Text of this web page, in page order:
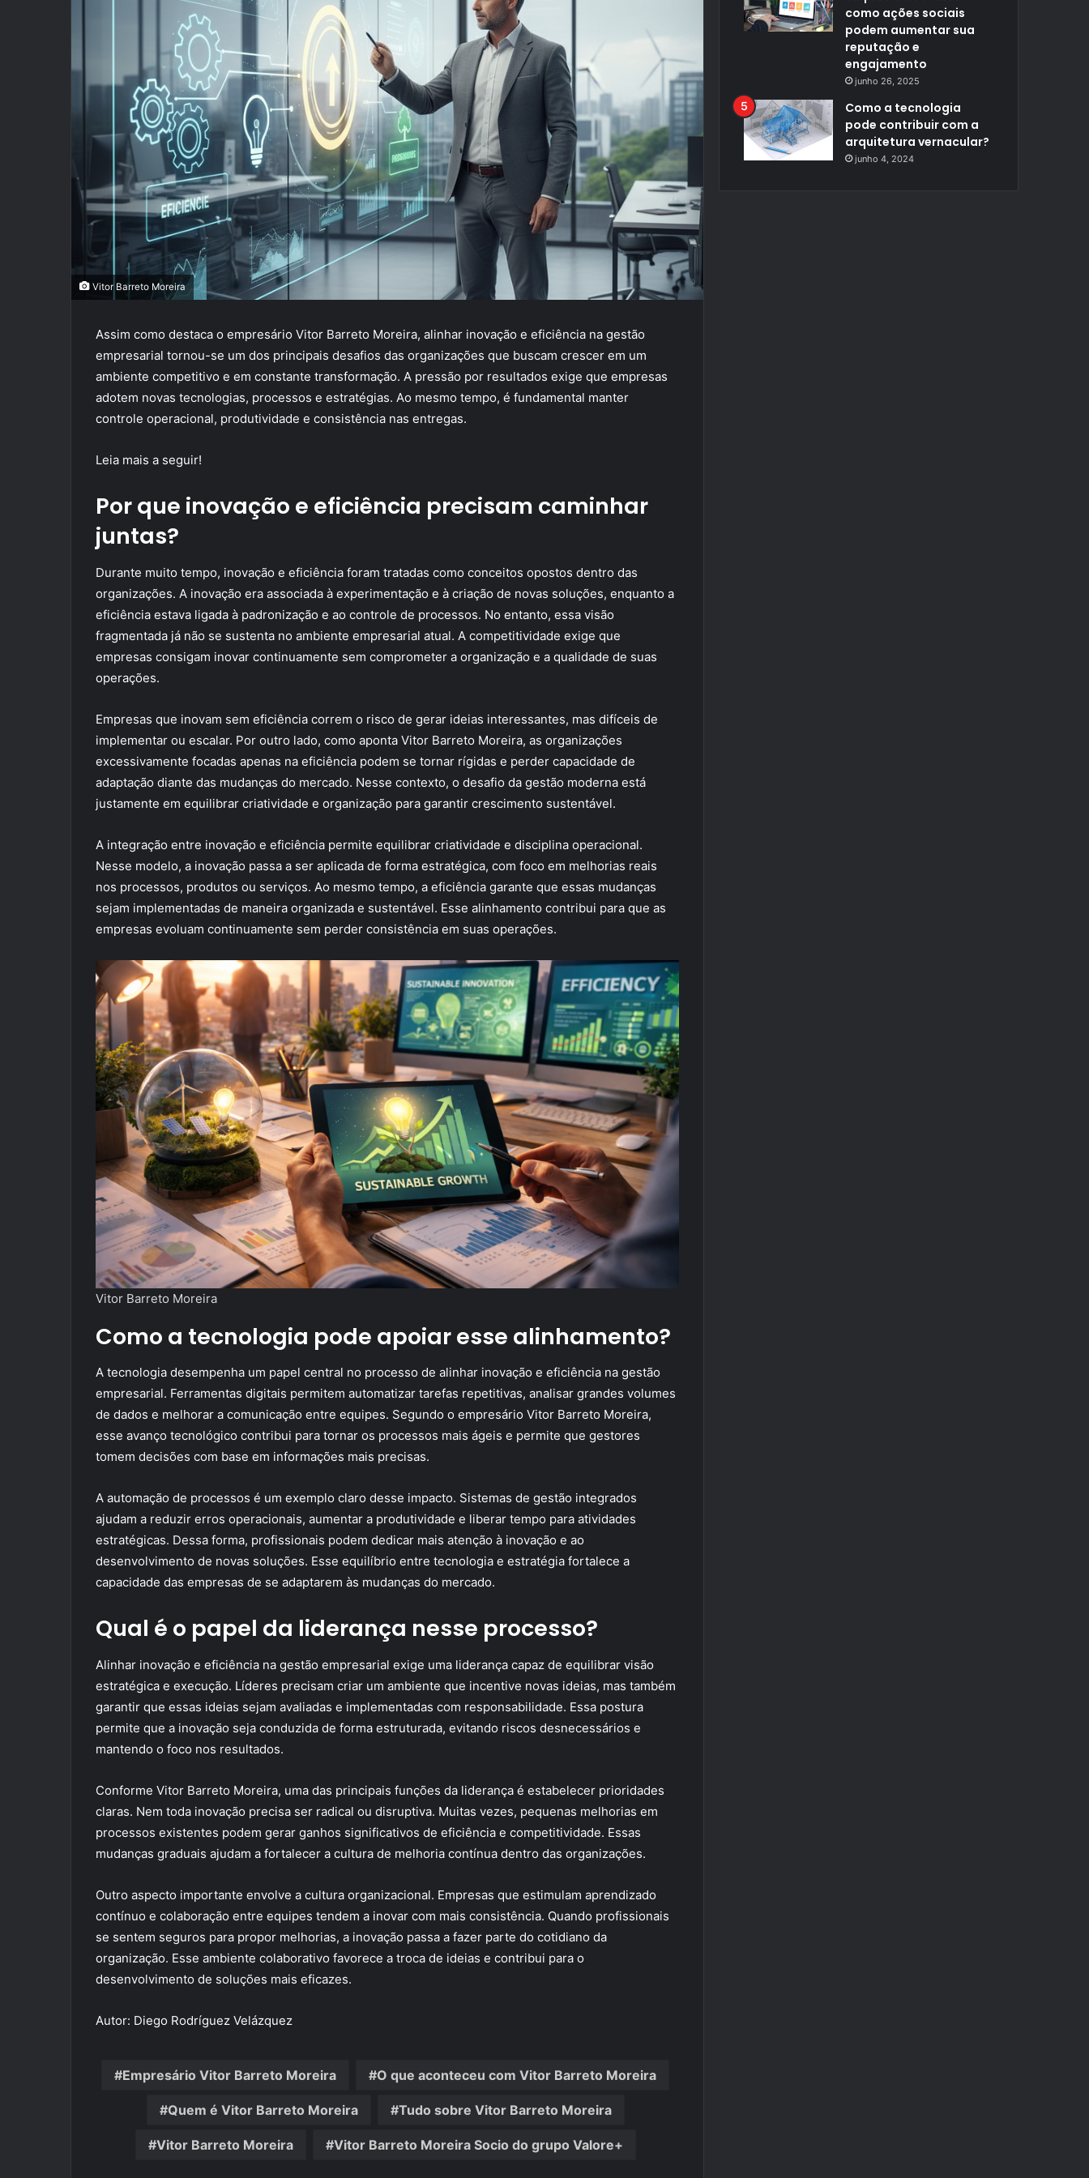
Vitor Barreto Moreira
Assim como destaca o empresário Vitor Barreto Moreira, alinhar inovação e eficiência na gestão
empresarial tornou-se um dos principais desafios das organizações que buscam crescer em um
ambiente competitivo e em constante transformação. A pressão por resultados exige que empresas
adotem novas tecnologias, processos e estratégias. Ao mesmo tempo, é fundamental manter
controle operacional, produtividade e consistência nas entregas.
Leia mais a seguir!
Por que inovação e eficiência precisam caminhar
juntas?
Durante muito tempo, inovação e eficiência foram tratadas como conceitos opostos dentro das
organizações. A inovação era associada à experimentação e à criação de novas soluções, enquanto a
eficiência estava ligada à padronização e ao controle de processos. No entanto, essa visão
fragmentada já não se sustenta no ambiente empresarial atual. A competitividade exige que
empresas consigam inovar continuamente sem comprometer a organização e a qualidade de suas
operações.
Empresas que inovam sem eficiência correm o risco de gerar ideias interessantes, mas difíceis de
implementar ou escalar. Por outro lado, como aponta Vitor Barreto Moreira, as organizações
excessivamente focadas apenas na eficiência podem se tornar rígidas e perder capacidade de
adaptação diante das mudanças do mercado. Nesse contexto, o desafio da gestão moderna está
justamente em equilibrar criatividade e organização para garantir crescimento sustentável.
A integração entre inovação e eficiência permite equilibrar criatividade e disciplina operacional.
Nesse modelo, a inovação passa a ser aplicada de forma estratégica, com foco em melhorias reais
nos processos, produtos ou serviços. Ao mesmo tempo, a eficiência garante que essas mudanças
sejam implementadas de maneira organizada e sustentável. Esse alinhamento contribui para que as
empresas evoluam continuamente sem perder consistência em suas operações.
Vitor Barreto Moreira
Como a tecnologia pode apoiar esse alinhamento?
A tecnologia desempenha um papel central no processo de alinhar inovação e eficiência na gestão
empresarial. Ferramentas digitais permitem automatizar tarefas repetitivas, analisar grandes volumes
de dados e melhorar a comunicação entre equipes. Segundo o empresário Vitor Barreto Moreira,
esse avanço tecnológico contribui para tornar os processos mais ágeis e permite que gestores
tomem decisões com base em informações mais precisas.
A automação de processos é um exemplo claro desse impacto. Sistemas de gestão integrados
ajudam a reduzir erros operacionais, aumentar a produtividade e liberar tempo para atividades
estratégicas. Dessa forma, profissionais podem dedicar mais atenção à inovação e ao
desenvolvimento de novas soluções. Esse equilíbrio entre tecnologia e estratégia fortalece a
capacidade das empresas de se adaptarem às mudanças do mercado.
Qual é o papel da liderança nesse processo?
Alinhar inovação e eficiência na gestão empresarial exige uma liderança capaz de equilibrar visão
estratégica e execução. Líderes precisam criar um ambiente que incentive novas ideias, mas também
garantir que essas ideias sejam avaliadas e implementadas com responsabilidade. Essa postura
permite que a inovação seja conduzida de forma estruturada, evitando riscos desnecessários e
mantendo o foco nos resultados.
Conforme Vitor Barreto Moreira, uma das principais funções da liderança é estabelecer prioridades
claras. Nem toda inovação precisa ser radical ou disruptiva. Muitas vezes, pequenas melhorias em
processos existentes podem gerar ganhos significativos de eficiência e competitividade. Essas
mudanças graduais ajudam a fortalecer a cultura de melhoria contínua dentro das organizações.
Outro aspecto importante envolve a cultura organizacional. Empresas que estimulam aprendizado
contínuo e colaboração entre equipes tendem a inovar com mais consistência. Quando profissionais
se sentem seguros para propor melhorias, a inovação passa a fazer parte do cotidiano da
organização. Esse ambiente colaborativo favorece a troca de ideias e contribui para o
desenvolvimento de soluções mais eficazes.
Autor: Diego Rodríguez Velázquez
Empresário Vitor Barreto Moreira O que aconteceu com Vitor Barreto Moreira
Quem é Vitor Barreto Moreira Tudo sobre Vitor Barreto Moreira
Vitor Barreto Moreira Vitor Barreto Moreira Socio do grupo Valore+
como ações sociais
podem aumentar sua
reputação e
engajamento
junho 26, 2025
Como a tecnologia
pode contribuir com a
arquitetura vernacular?
junho 4, 2024